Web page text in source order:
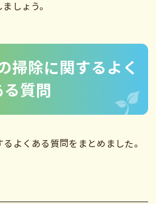
しょう。
掃除に関するよく
る質問
よくある質問をまとめました。